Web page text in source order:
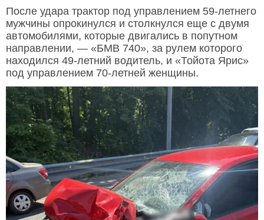
После удара трактор под управлением 59-летнего
мужчины опрокинулся и столкнулся еще с двумя
автомобилями, которые двигались в попутном
направлении, — «БМВ 740», за рулем которого
находился 49-летний водитель, и «Тойота Ярис»
под управлением 70-летней женщины.